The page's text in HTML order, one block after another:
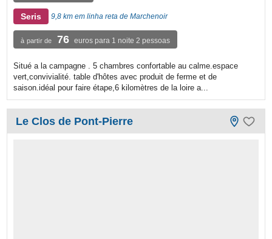
Seris 9,8 km em linha reta de Marchenoir
à partir de 76 euros para 1 noite 2 pessoas
Situé a la campagne . 5 chambres confortable au calme.espace
vert,convivialité. table d'hôtes avec produit de ferme et de
saison.idéal pour faire étape,6 kilomètres de la loire a...
Le Clos de Pont-Pierre